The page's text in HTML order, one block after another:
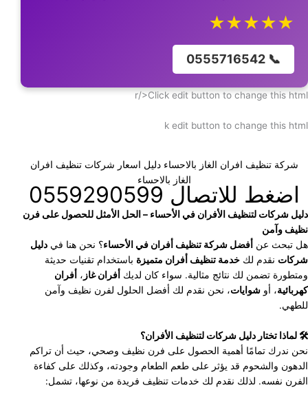
★★★★★
📞 0555716542
r/>Click edit button to change this html
k edit button to change this html
شركة تنظيف افران الغاز بالاحساء دليل اسعار شركات تنظيف افران
الغاز بالاحساء
اضغط للاتصال 0559290599
دليل شركات لتنظيف الأفران في الأحساء – الحل الأمثل للحصول على فرن
نظيف وآمن
هل تبحث عن أفضل شركة تنظيف أفران في الأحساء؟ نحن هنا في دليل
شركات نقدم لك خدمة تنظيف أفران متميزة باستخدام تقنيات حديثة
ومتطورة تضمن لك نتائج مثالية. سواء كان لديك أفران غاز ، أفران
كهربائية، أو شوايات، نحن نقدم لك أفضل الحلول لفرن نظيف وآمن
للطهي.
🛠 لماذا تختار دليل شركات لتنظيف الأفران؟
نحن ندرك تمامًا أهمية الحصول على فرن نظيف وصحي، حيث أن تراكم
الدهون والشحوم قد يؤثر على طعم الطعام وجودته، وكذلك على كفاءة
الفرن نفسه. لذلك نقدم لك خدمات تنظيف فريدة من نوعها، تشمل: